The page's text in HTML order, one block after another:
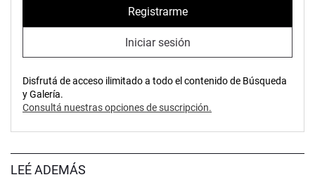
Registrarme
Iniciar sesión
Disfrutá de acceso ilimitado a todo el contenido de Búsqueda
y Galería.
Consultá nuestras opciones de suscripción.
LEÉ ADEMÁS